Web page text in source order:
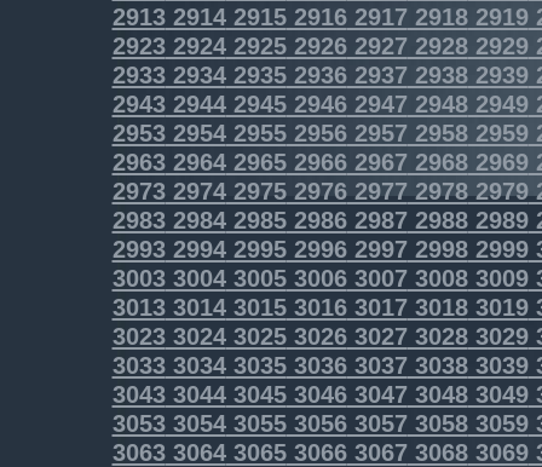
29132914291529162917 29182919
29232924292529262927 29282929
29332934293529362937 29382939
29432944294529462947 29482949
29532954295529562957 29582959
29632964296529662967 29682969
2973297429752976297729782979
2983298429852986298729882989
2993299429952996299729982999
3003300430053006300730083009
3013301430153016301730183019
3023302430253026302730283029
3033303430353036303730383039
3043304430453046304730483049
3053305430553056305730583059
3063306430653066306730683069